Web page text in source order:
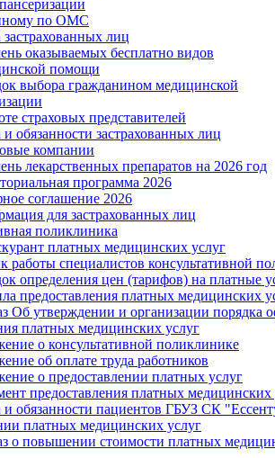
по ОМС
лиц
оказываемых бесплатно видов
помощи
выбора гражданином медицинской
страховых представителей
обязанности застрахованных лиц
компании
лекарственных препаратов на 2026 год
программа 2026
соглашение 2026
для застрахованных лиц
поликлиника
платных медицинских услуг
работы специалистов консультативной
определения цен (тарифов) на платные
предоставления платных медицинских
Об утверждении и организации порядка
платных медицинских услуг
о консультативной поликлинике
об оплате труда работников
о предоставлении платных услуг
предоставления платных медицинских
и обязанности пациентов ГБУЗ СК
платных медицинских услуг
о повышении стоимости платных